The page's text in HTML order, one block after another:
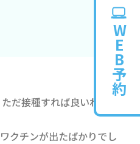
WEB予約
接種すれば良いわけで
クチンが出たばかりでし